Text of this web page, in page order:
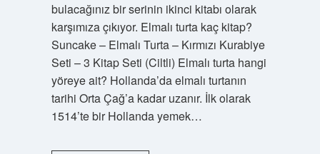
bulacağınız bir serinin ikinci kitabı olarak
karşımıza çıkıyor. Elmalı turta kaç kitap?
Suncake – Elmalı Turta – Kırmızı Kurabiye
Seti – 3 Kitap Seti (Ciltli) Elmalı turta hangi
yöreye ait? Hollanda’da elmalı turtanın
tarihi Orta Çağ’a kadar uzanır. İlk olarak
1514’te bir Hollanda yemek…